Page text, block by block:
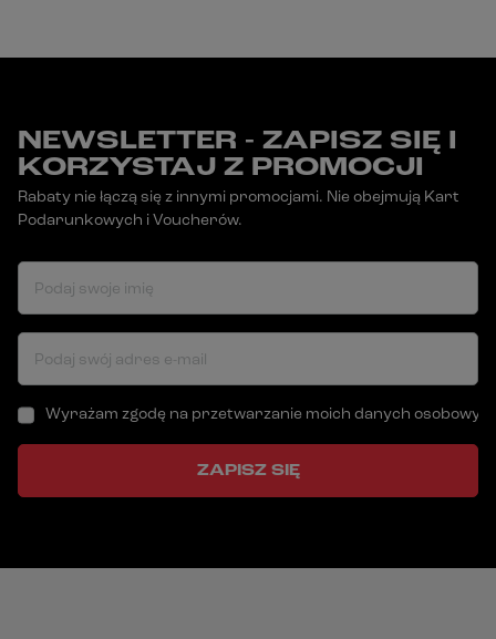
NEWSLETTER - ZAPISZ SIĘ I
KORZYSTAJ Z PROMOCJI
Rabaty nie łączą się z innymi promocjami. Nie obejmują Kart
Podarunkowych i Voucherów.
Podaj swoje imię
Podaj swój adres e-mail
Wyrażam zgodę na przetwarzanie moich danych
ZAPISZ SIĘ